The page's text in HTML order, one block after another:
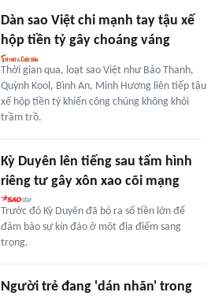
Dàn sao Việt chi mạnh tay tậu xế
hộp tiền tỷ gây choáng váng
Thời gian qua, loạt sao Việt như Bảo Thanh,
Quỳnh Kool, Bình An, Minh Hương liên tiếp tậu
xế hộp tiền tỷ khiến công chúng không khỏi
trầm trồ.
Kỳ Duyên lên tiếng sau tấm hình
riêng tư gây xôn xao cõi mạng
Trước đó Kỳ Duyên đã bỏ ra số tiền lớn để
đảm bảo sự kín đáo ở một địa điểm sang
trọng.
Người trẻ đang 'dán nhãn' trong